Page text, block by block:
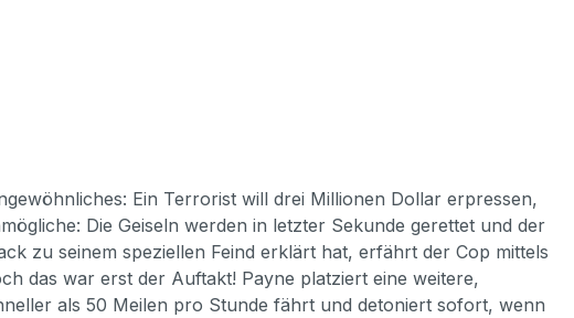
Ein Terrorist will drei Millionen Dollar erpressen,
Die Geiseln werden in letzter Sekunde gerettet und der
zu seinem speziellen Feind erklärt hat, erfährt der Cop mittels
das war erst der Auftakt! Payne platziert eine weitere,
als 50 Meilen pro Stunde fährt und detoniert sofort, wenn